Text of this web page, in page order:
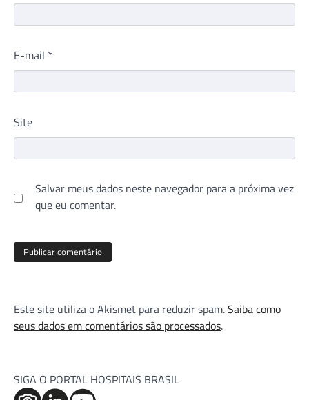
E-mail *
Site
Salvar meus dados neste navegador para a próxima vez
que eu comentar.
Este site utiliza o Akismet para reduzir spam.Saiba como
seus dados em comentários são processados.
SIGA O PORTAL HOSPITAIS BRASIL